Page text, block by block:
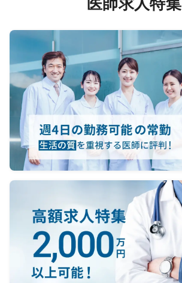
医師求人特集